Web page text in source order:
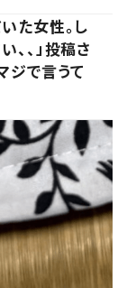
た女性。し
、」投稿さ
ジで言うて